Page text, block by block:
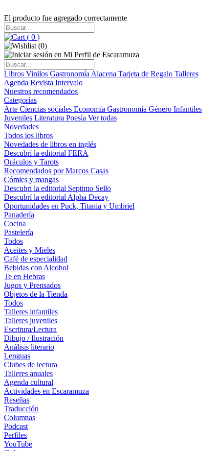
El producto fue agregado correctamente
( 0 )
(0)
Libros Vinilos Gastronomía Alacena Tarjeta de Regalo Talleres
Agenda Revista Intervalo
Nuestros recomendados
Categorías
Arte Ciencias sociales Economía Gastronomía Género Infantiles
Juveniles Literatura Poesía Ver todas
Novedades
Todos los libros
Novedades de libros en inglés
Descubrí la editorial FERA
Oráculos y Tarots
Recomendados por Marcos Casas
Cómics y mangas
Descubri la editorial Septimo Sello
Descubrí la editorial Alpha Decay
Oportunidades en Puck, Titania y Umbriel
Panadería
Cocina
Pastelería
Todos
Aceites y Mieles
Café de especialidad
Bebidas con Alcohol
Te en Hebras
Jugos y Prensados
Objetos de la Tienda
Todos
Talleres infantiles
Talleres juveniles
Escritura/Lectura
Dibujo / Ilustración
Análisis literario
Lenguas
Clubes de lectura
Talleres anuales
Agenda cultural
Actividades en Escaramuza
Reseñas
Traducción
Columnas
Podcast
Perfiles
YouTube